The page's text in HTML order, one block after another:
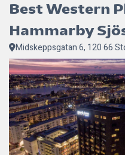
Best Western
Hammarby
Midskeppsgatan 6, 120 66